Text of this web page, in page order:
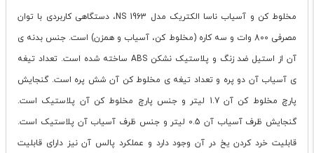
مخلوط کن و آسیاب ناسا الکتریک مدل NS 1963، دستگاهی کاربردی با توان
مصرفی 800 وات و سه کاره (مخلوط کن، آسیاب و همزن) است. جنس بدنه ی
آن از استیل ضد زنگ و پلاستیک نشکن ABS ساخته شده است. تعداد تیغه
ی آسیاب آن دو پره و تعداد تیغه ی مخلوط کن آن شش پره است. گنجایش
پارچ مخلوط کن آن 1.7 لیتر و جنس پارچ مخلوط کن آن پلاستیک است.
گنجایش ظرف آسیاب آن 0.5 لیتر و جنس ظرف آسیاب آن پلاستیک است.
قابلیت خرد کردن یخ در آن وجود دارد و عملکرد پالس آن نیز دارای قابلیت